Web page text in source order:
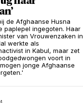
de Afghaanse Husna
paplepel ingegoten. Haar
van Vrouwenzaken in
werkte als
in Kabul, maar zet
voort in
jonge Afghaanse